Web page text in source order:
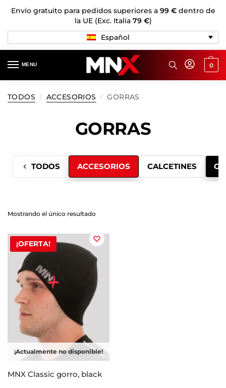
Envío gratuito para pedidos superiores a 99 €dentro de
la UE (Exc. Italia 79 €)
Español
MENU 0
TODOS / ACCESORIOS / GORRAS
GORRAS
TODOS ACCESORIOS CALCETINES
Mostrando el único resultado
¡OFERTA!
¡Actualmente no disponible!
MNX Classic gorro, black